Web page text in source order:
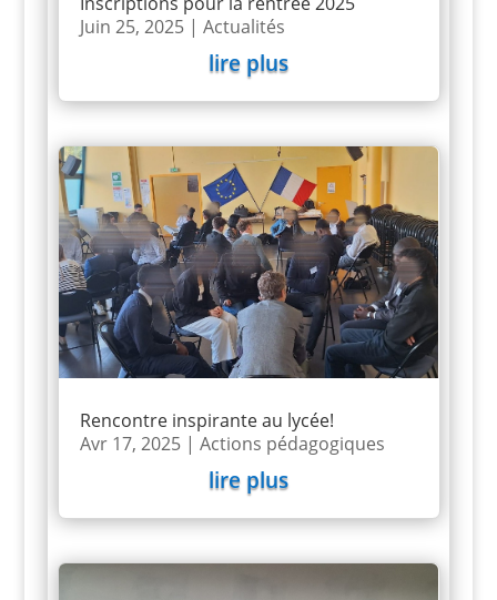
Juin 25, 2025| Actualités
lire plus
Rencontre inspirante au lycée!
Avr 17, 2025| Actions pédagogiques
lire plus